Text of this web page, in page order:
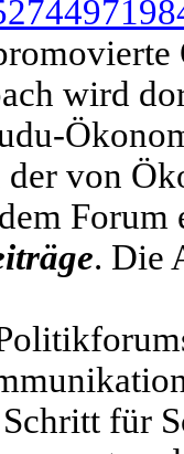
wird
der von
Forum
. Die
für